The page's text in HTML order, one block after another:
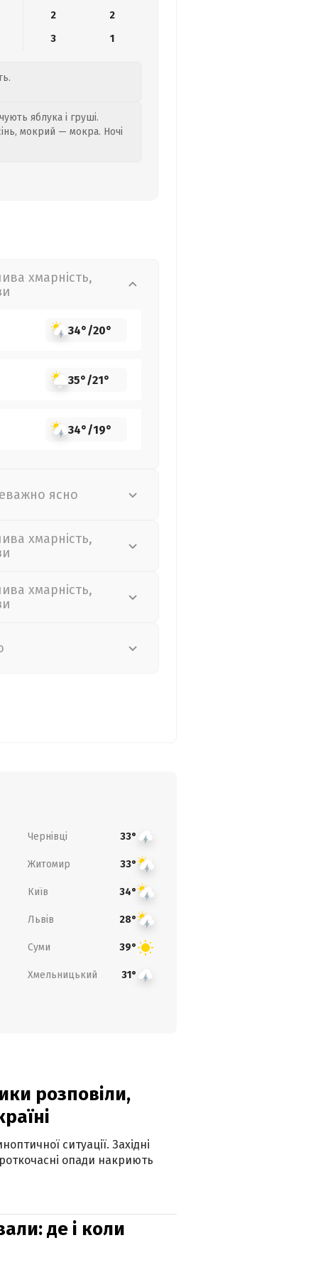
2
2
3
1
яблука і груші.
мокрий — мокра. Ночі
хмарність,
34°/20°
35°/21°
34°/19°
ясно
хмарність,
хмарність,
Чернівці 33°
Житомир 33°
Київ 34°
Львів 28°
Суми 39°
Хмельницький 31°
розповіли,
ситуації. Західні
опади накриють
де і коли